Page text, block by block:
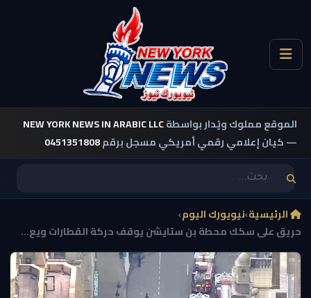
الموقع مملوك ويُدار بواسطةNEW YORK NEWS IN ARABIC LLC
— كيان إعلامي رقمي أمريكي مسجل برقم0451351808
الرئيسية›نيويورك اليوم›
حريق على سكك محطة بن ستايشن يوقف حركة القطارات ويع...